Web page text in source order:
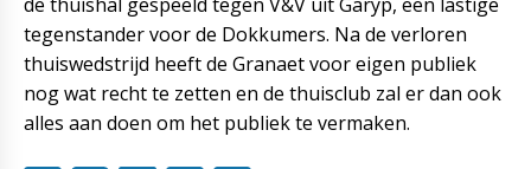
tegenstander voor de Dokkumers. Na de verloren
thuiswedstrijd heeft de Granaet voor eigen publiek
nog wat recht te zetten en de thuisclub zal er dan ook
alles aan doen om het publiek te vermaken.